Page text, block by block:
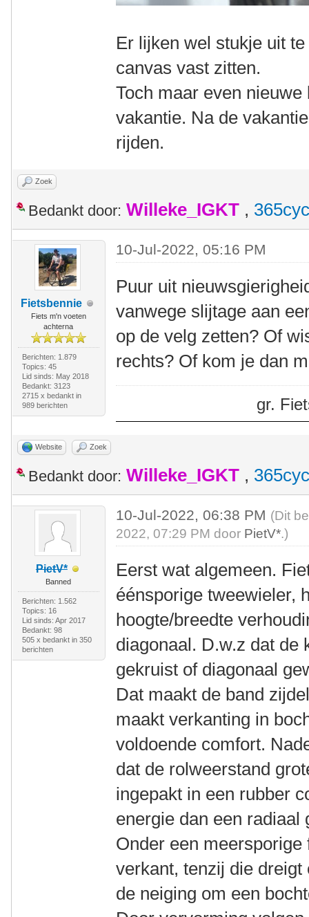
Er lijken wel stukje uit
canvas vast zitten.
Toch maar even
vakantie. Na de
rijden.
Zoek
Bedankt door: Willeke_IGKT ,
Fietsbennie
Fiets m'n voeten
achterna
Berichten: 1.879
Topics: 45
Lid sinds: May 2018
Bedankt: 3123
2715 x bedankt in
989 berichten
10-Jul-2022, 05:16 PM
Puur uit
vanwege slijtage aan
op de velg zetten? Of
rechts? Of kom je dan
gr.
Website Zoek
Bedankt door: Willeke_IGKT ,
PietV*
Banned
Berichten: 1.562
Topics: 16
Lid sinds: Apr 2017
Bedankt: 98
505 x bedankt in 350
berichten
10-Jul-2022, 06:38 PM (Dit
2022, 07:29 PM door PietV*.)
Eerst wat algemeen.
éénsporige tweewieler,
hoogte/breedte
diagonaal. D.w.z dat de
gekruist of diagonaal
Dat maakt de band
maakt verkanting in
voldoende comfort.
dat de rolweerstand
ingepakt in een rubber
energie dan een radiaal
Onder een
verkant, tenzij die
de neiging om een